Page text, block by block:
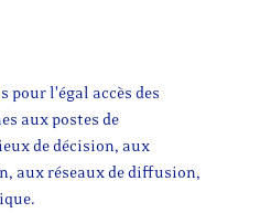
l'égal accès des
aux postes de
de décision, aux
aux réseaux de diffusion,